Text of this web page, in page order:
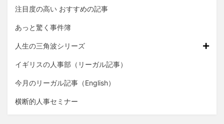
注目度の高い おすすめの記事
あっと驚く事件簿
人生の三角波シリーズ
イギリスの人事部（リーガル記事）
今月のリーガル記事（English）
横断的人事セミナー